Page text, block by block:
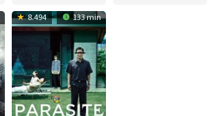
8.494 133 min